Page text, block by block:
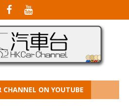
CHANNEL ON YOUTUBE